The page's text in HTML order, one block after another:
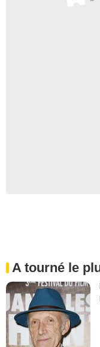
A tourné le